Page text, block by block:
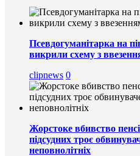
Псевдогуманітарка на
викрили схему з
clipnews 0
Жорстоке вбивство
підсудних троє
неповнолітніх